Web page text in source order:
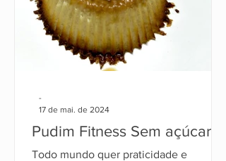
Pudim Fitness Sem açúcar
Todo mundo quer praticidade e
-
17 de mai. de 2024